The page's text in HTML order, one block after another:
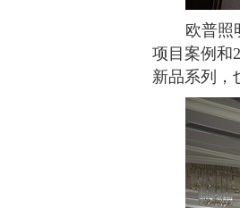
欧普照
项目案例和
新品系列，